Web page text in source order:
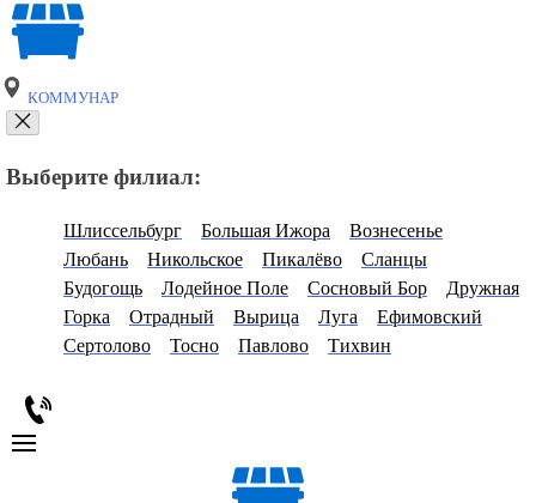
КОММУНАР
Выберите филиал:
Шлиссельбург Большая Ижора
Вознесенье
Любань
Никольское Пикалёво
Сланцы
Будогощь
Лодейное Поле Сосновый Бор
Дружная
Горка
Отрадный Вырица Луга
Ефимовский
Сертолово
Тосно Павлово Тихвин